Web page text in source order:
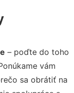
– poďte do toho
vám
sa obrátiť na